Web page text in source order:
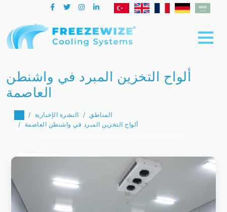
ألواح التخزين المبرد في واشنطن
العاصمة
النشرة الإخبارية
المناطق
ألواح التخزين المبرد في واشنطن العاصمة